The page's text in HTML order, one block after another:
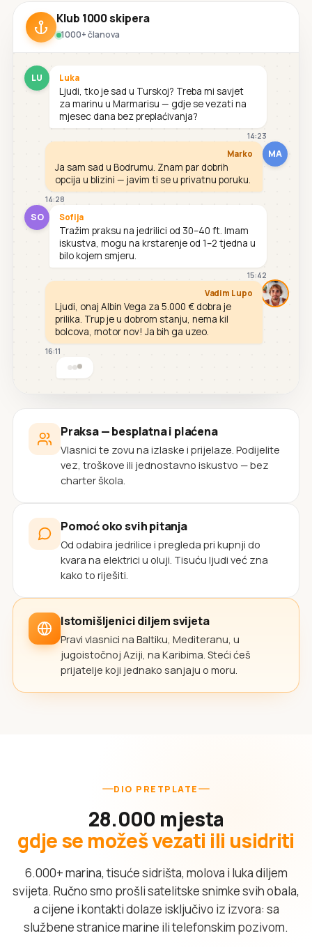
Klub 1000 skipera
1000+ članova
LU Luka
Ljudi, tko je sad u Turskoj? Treba mi savjet
za marinu u Marmarisu — gdje se vezati na
mjesec dana bez preplaćivanja?
14:23
MA
Marko
Ja sam sad u Bodrumu. Znam par dobrih
opcija u blizini — javim ti se u privatnu poruku.
14:28
SO Sofija
Tražim praksu na jedrilici od 30–40 ft. Imam
iskustva, mogu na krstarenje od 1–2 tjedna u
bilo kojem smjeru.
15:42
Vadim Lupo
Ljudi, onaj Albin Vega za 5.000 € dobra je
prilika. Trup je u dobrom stanju, nema kil
bolcova, motor nov! Ja bih ga uzeo.
16:11
Praksa — besplatna i plaćena
Vlasnici te zovu na izlaske i prijelaze. Podijelite
vez, troškove ili jednostavno iskustvo — bez
charter škola.
Pomoć oko svih pitanja
Od odabira jedrilice i pregleda pri kupnji do
kvara na elektrici u oluji. Tisuću ljudi već zna
kako to riješiti.
Istomišljenici diljem svijeta
Pravi vlasnici na Baltiku, Mediteranu, u
jugoistočnoj Aziji, na Karibima. Steći ćeš
prijatelje koji jednako sanjaju o moru.
DIO PRETPLATE
28.000 mjesta
gdje se možeš vezati ili usidriti
6.000+ marina, tisuće sidrišta, molova i luka diljem
svijeta. Ručno smo prošli satelitske snimke svih obala,
a cijene i kontakti dolaze isključivo iz izvora: sa
službene stranice marine ili telefonskim pozivom.